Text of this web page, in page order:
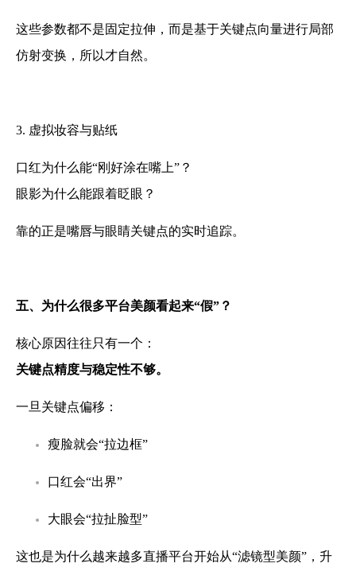
这些参数都不是固定拉伸，而是基于关键点向量进行局部
仿射变换，所以才自然。
3. 虚拟妆容与贴纸
口红为什么能“刚好涂在嘴上”？
眼影为什么能跟着眨眼？
靠的正是嘴唇与眼睛关键点的实时追踪。
五、为什么很多平台美颜看起来“假”？
核心原因往往只有一个：
关键点精度与稳定性不够。
一旦关键点偏移：
瘦脸就会“拉边框”
口红会“出界”
大眼会“拉扯脸型”
这也是为什么越来越多直播平台开始从“滤镜型美颜”，升